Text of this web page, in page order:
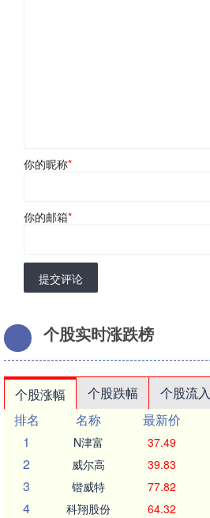
你的昵称*
你的邮箱*
提交评论
个股实时涨跌榜
个股涨幅 个股跌幅 个股流入
排名
名称 最新价
1
N津富 37.49
2 威尔高 39.83
3 锴威特 77.82
4 科翔股份 64.32